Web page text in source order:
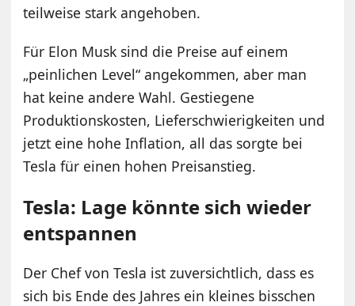
teilweise stark angehoben.
Für Elon Musk sind die Preise auf einem
„peinlichen Level“ angekommen, aber man
hat keine andere Wahl. Gestiegene
Produktionskosten, Lieferschwierigkeiten und
jetzt eine hohe Inflation, all das sorgte bei
Tesla für einen hohen Preisanstieg.
Tesla: Lage könnte sich wieder
entspannen
Der Chef von Tesla ist zuversichtlich, dass es
sich bis Ende des Jahres ein kleines bisschen